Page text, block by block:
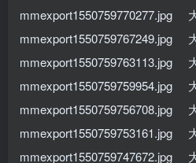
mmexport1550759770277.jpg
mmexport1550759767249.jpg
mmexport1550759763113.jpg
mmexport1550759759954.jpg
mmexport1550759756708.jpg
mmexport1550759753161.jpg
mmexport1550759747672.jpg